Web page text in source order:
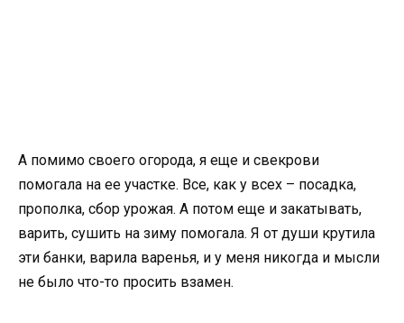
А помимо своего огорода, я еще и свекрови
помогала на ее участке. Все, как у всех – посадка,
прополка, сбор урожая. А потом еще и закатывать,
варить, сушить на зиму помогала. Я от души крутила
эти банки, варила варенья, и у меня никогда и мысли
не было что-то просить взамен.